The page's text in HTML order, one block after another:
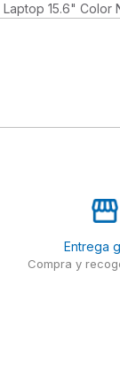
15.6" Color
Entrega
Compra y